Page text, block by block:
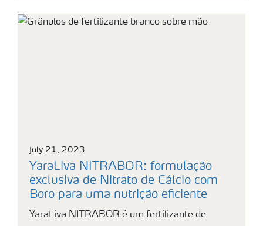
July 21, 2023
YaraLiva NITRABOR: formulação
exclusiva de Nitrato de Cálcio com
Boro para uma nutrição eficiente
YaraLiva NITRABOR é um fertilizante de